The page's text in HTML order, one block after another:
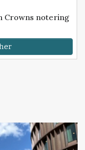
Crowns notering